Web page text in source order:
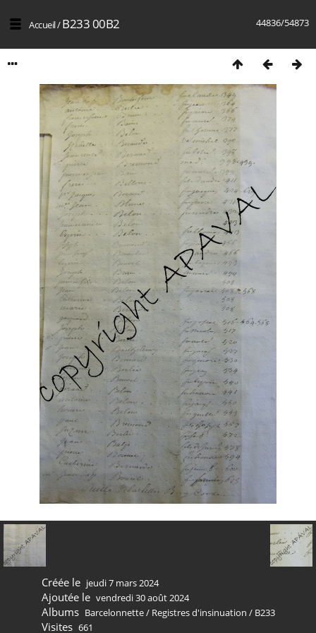
44836/54873
Accueil/B233 00B2
Créée le jeudi 7 mars 2024
Ajoutée le vendredi 30 août 2024
Albums Barcelonnette/ Registres d'insinuation / B233
Visites 661